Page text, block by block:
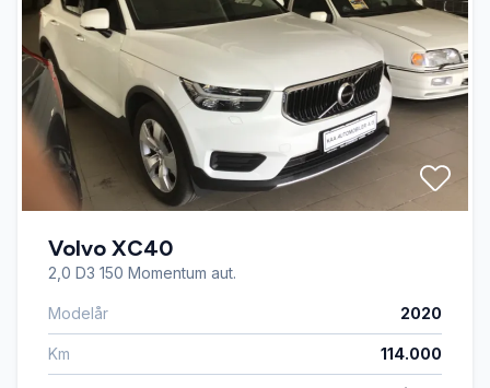
Volvo XC40
2,0 D3 150 Momentum aut.
Modelår 2020
Km 114.000